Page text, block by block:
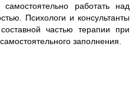
работать над
Психологи и консультанты
частью терапии при
заполнения.